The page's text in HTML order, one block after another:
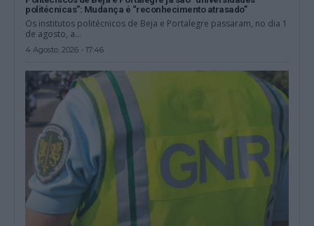
politécnicas”: Mudança é “reconhecimento atrasado”
Os institutos politécnicos de Beja e Portalegre passaram, no dia 1
de agosto, a...
4 Agosto, 2026 - 17:46